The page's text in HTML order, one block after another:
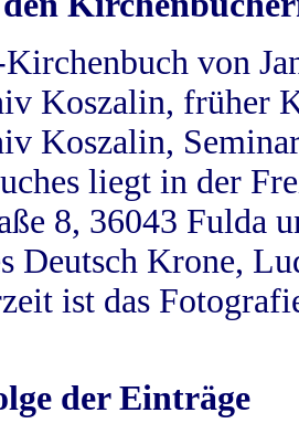
von
Koszalin, früher
Koszalin,
liegt in der
8, 36043 Fulda
Deutsch Krone,
ist das
der Einträge